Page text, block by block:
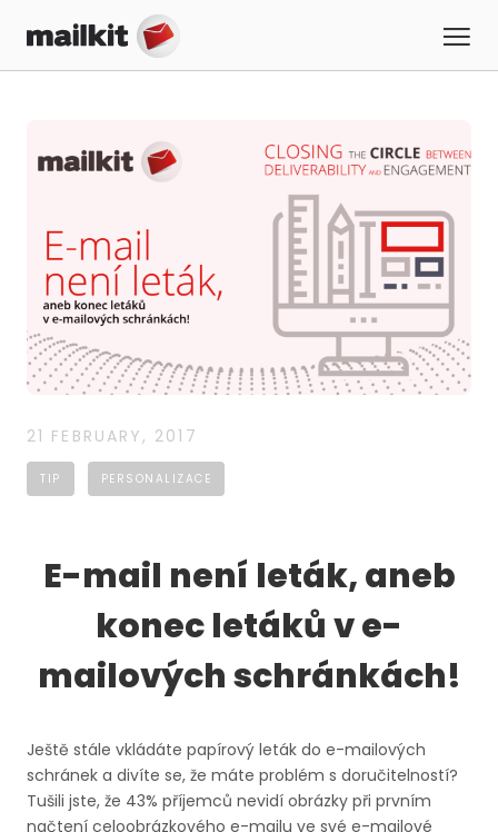
21 FEBRUARY, 2017
TIP PERSONALIZACE
E-mail není leták, aneb
konec letáků v e-
mailových schránkách!
Ještě stále vkládáte papírový leták do e-mailových
schránek a divíte se, že máte problém s doručitelností?
Tušili jste, že 43% příjemců nevidí obrázky při prvním
načtení celoobrázkového e-mailu ve své e-mailové